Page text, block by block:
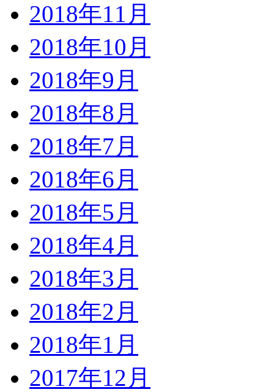
2018年11月
2018年10月
2018年9月
2018年8月
2018年7月
2018年6月
2018年5月
2018年4月
2018年3月
2018年2月
2018年1月
2017年12月